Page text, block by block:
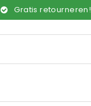
Gratis retourneren!